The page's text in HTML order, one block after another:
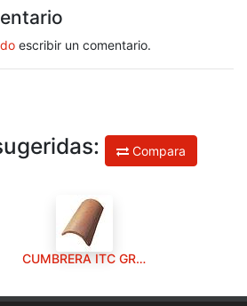
escribir un comentario.
Compara
CUMBRERA ITC GREDOS ROJA.